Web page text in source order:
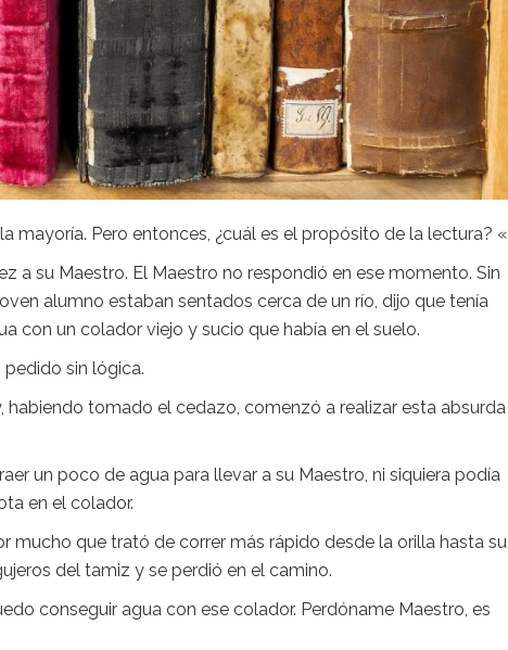
mayoría. Pero entonces, ¿cuál es el propósito de la lectura? «
a su Maestro. El Maestro no respondió en ese momento. Sin
alumno estaban sentados cerca de un río, dijo que tenía
con un colador viejo y sucio que había en el suelo.
pedido sin lógica.
tomado el cedazo, comenzó a realizar esta absurda
un poco de agua para llevar a su Maestro, ni siquiera podía
en el colador.
mucho que trató de correr más rápido desde la orilla hasta su
del tamiz y se perdió en el camino.
conseguir agua con ese colador. Perdóname Maestro, es